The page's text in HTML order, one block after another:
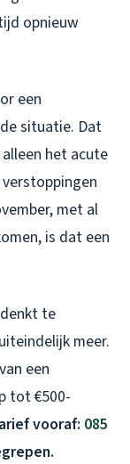
opnieuw
een
situatie. Dat
het acute
met al
is dat een
te
meer.
een
tot €500-
vooraf: 085